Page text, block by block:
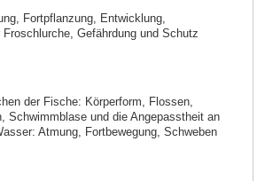
Fortpflanzung, Entwicklung,
Froschlurche, Gefährdung und Schutz
der Fische: Körperform, Flossen,
Schwimmblase und die Angepasstheit an
Atmung, Fortbewegung, Schweben